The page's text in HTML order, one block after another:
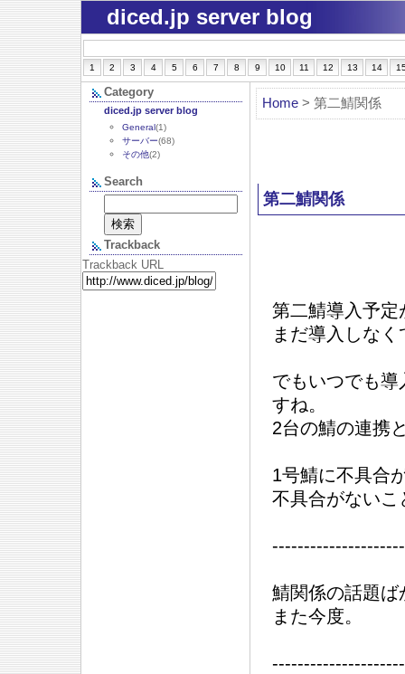
diced.jp server blog
1 2 3 4 5 6 7 8 9 10 11 12 13 14
Home > 第二鯖関係
第二鯖関係
第二鯖導入予定
まだ導入しな
でもいつでも
すね。
2台の鯖の連携
1号鯖に不具合
不具合がないこ
鯖関係の話題ば
また今度。
Category
diced.jp server blog
General(1)
サーバー(68)
その他(2)
Search
Trackback
Trackback URL